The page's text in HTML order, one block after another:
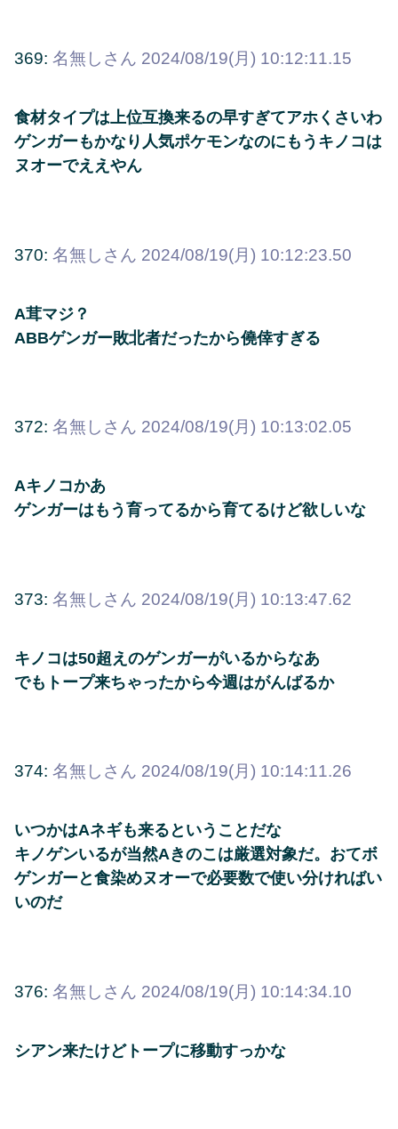
369: 名無しさん 2024/08/19(月) 10:12:11.15
食材タイプは上位互換来るの早すぎてアホくさいわ
ゲンガーもかなり人気ポケモンなのにもうキノコは
ヌオーでええやん
370: 名無しさん 2024/08/19(月) 10:12:23.50
A茸マジ？
ABBゲンガー敗北者だったから僥倖すぎる
372: 名無しさん 2024/08/19(月) 10:13:02.05
Aキノコかあ
ゲンガーはもう育ってるから育てるけど欲しいな
373: 名無しさん 2024/08/19(月) 10:13:47.62
キノコは50超えのゲンガーがいるからなあ
でもトープ来ちゃったから今週はがんばるか
374: 名無しさん 2024/08/19(月) 10:14:11.26
いつかはAネギも来るということだな
キノゲンいるが当然Aきのこは厳選対象だ。おてボ
ゲンガーと食染めヌオーで必要数で使い分ければい
いのだ
376: 名無しさん 2024/08/19(月) 10:14:34.10
シアン来たけどトープに移動すっかな